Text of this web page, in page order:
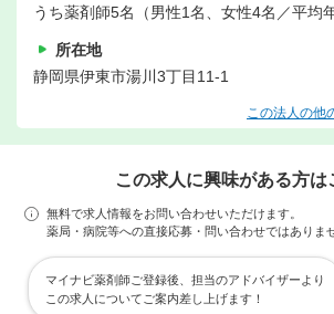
うち薬剤師5名（男性1名、女性4名／平均
所在地
静岡県伊東市湯川3丁目11-1
この法人の他
この求人に興味がある方は
無料で求人情報をお問い合わせいただけます。
薬局・病院等への直接応募・問い合わせではありま
マイナビ薬剤師ご登録後、担当のアドバイザーより
この求人についてご案内差し上げます！